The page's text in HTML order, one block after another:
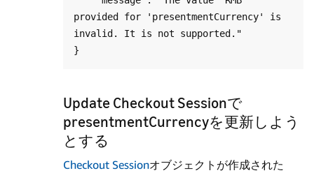
provided for 'presentmentCurrency' is
invalid. It is not supported."
Update Checkout Sessionで
presentmentCurrencyを更新しよう
とする
Checkout Sessionオブジェクトが作成された